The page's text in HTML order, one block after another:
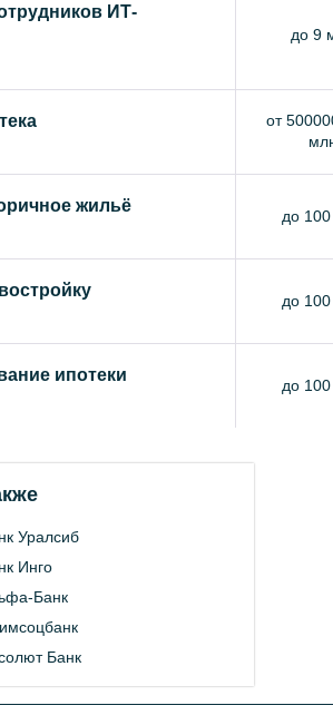
ИТ-
до 9
от
жильё
до 100
до 100
ипотеки
до 100
Уралсиб
Инго
Банк
Банк